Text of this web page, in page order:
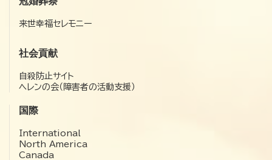
来世幸福セレモニー
社会貢献
自殺防止サイト
ヘレンの会（障害者の活動支援）
国際
International
North America
Canada